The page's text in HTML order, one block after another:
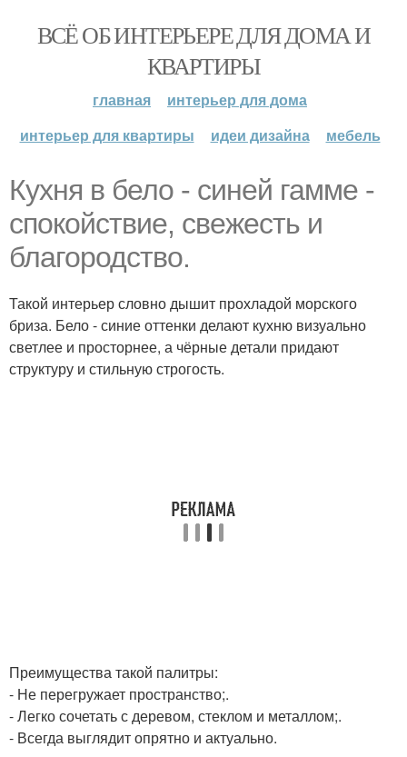
ВСЁ ОБ ИНТЕРЬЕРЕ ДЛЯ ДОМА И
КВАРТИРЫ
главная
интерьер для дома
интерьер для квартиры
идеи дизайна мебель
Кухня в бело - синей гамме -
спокойствие, свежесть и
благородство.
Такой интерьер словно дышит прохладой морского
бриза. Бело - синие оттенки делают кухню визуально
светлее и просторнее, а чёрные детали придают
структуру и стильную строгость.
Преимущества такой палитры:
- Не перегружает пространство;.
- Легко сочетать с деревом, стеклом и металлом;.
- Всегда выглядит опрятно и актуально.